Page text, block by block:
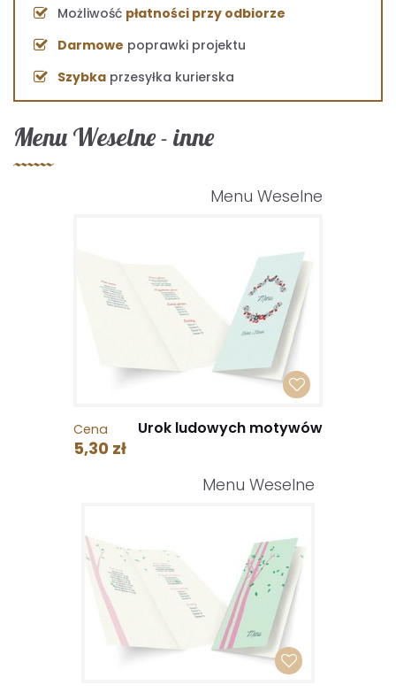
Menu Weselne - inne
Menu Weselne
Cena
5,30 zł
Urok ludowych motywów
Menu Weselne
Możliwość płatności przy odbiorze
Darmowe poprawki projektu
Szybka przesyłka kurierska